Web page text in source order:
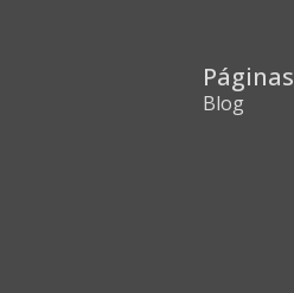
Páginas
Blog